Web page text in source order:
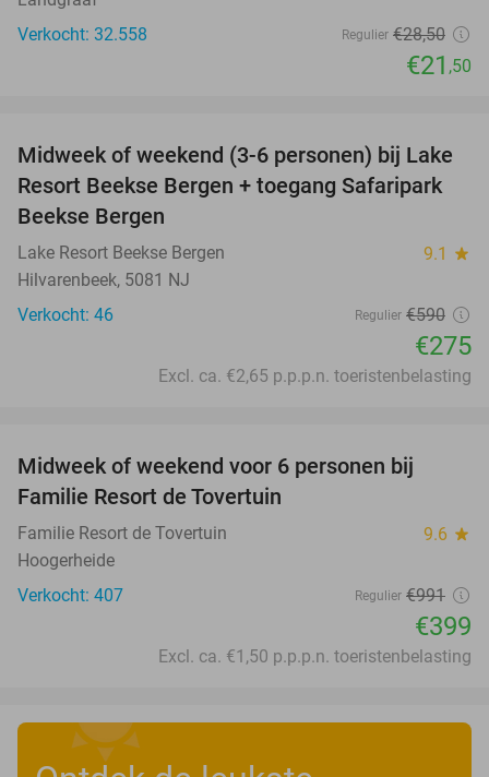
Verkocht: 32.558
Regulier €28,50
€21 ,50
53%
Midweek of weekend (3-6 personen) bij Lake
Resort Beekse Bergen + toegang Safaripark
Beekse Bergen
Lake Resort Beekse Bergen 9.1 star
Hilvarenbeek, 5081 NJ
Verkocht: 46
Regulier €590
€275
Excl. ca. €2,65 p.p.p.n. toeristenbelasting
Midweek of weekend voor 6 personen bij
Familie Resort de Tovertuin
Familie Resort de Tovertuin 9.6 star
Hoogerheide
Verkocht: 407
Regulier €991
€399
Excl. ca. €1,50 p.p.p.n. toeristenbelasting